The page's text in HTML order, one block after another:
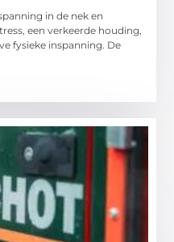
in de nek en
een verkeerde houding,
fysieke inspanning. De